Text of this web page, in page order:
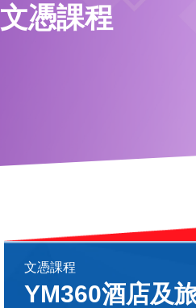
文憑課程
文憑課程
YM360酒店及